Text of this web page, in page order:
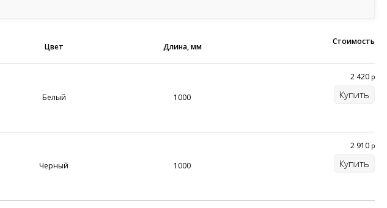
Цвет Длина, мм
Стоимость
Белый 1000
2 420 р
Купить
Черный 1000
2 910 р
Купить